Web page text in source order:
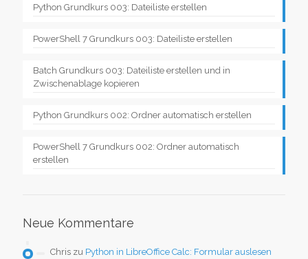
Python Grundkurs 003: Dateiliste erstellen
PowerShell 7 Grundkurs 003: Dateiliste erstellen
Batch Grundkurs 003: Dateiliste erstellen und in
Zwischenablage kopieren
Python Grundkurs 002: Ordner automatisch erstellen
PowerShell 7 Grundkurs 002: Ordner automatisch
erstellen
Neue Kommentare
Chris zu Python in LibreOffice Calc: Formular auslesen